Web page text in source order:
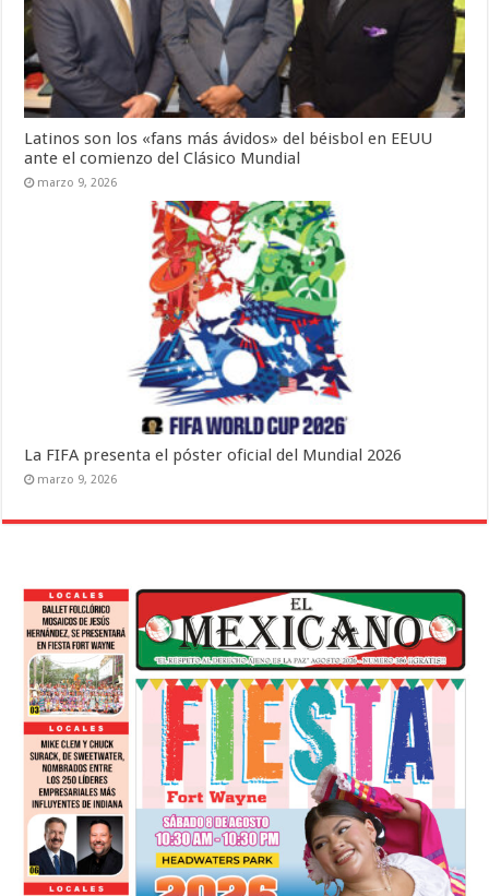
Latinos son los «fans más ávidos» del béisbol en EEUU
ante el comienzo del Clásico Mundial
marzo 9, 2026
La FIFA presenta el póster oficial del Mundial 2026
marzo 9, 2026